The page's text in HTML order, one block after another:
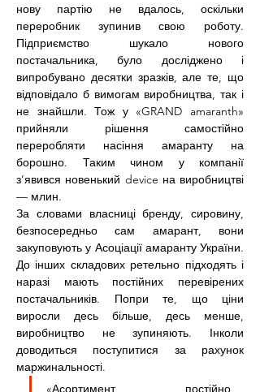
нову партію не вдалось, оскільки
переробник зупинив свою роботу.
Підприємство шукало нового
постачальника, було досліджено і
випробувано десятки зразків, але те, що
відповідало б вимогам виробництва, так і
не знайшли. Тож у «GRAND amaranth»
прийняли рішення самостійно
переробляти насіння амаранту на
борошно. Таким чином у компанії
з’явився новенький device на виробництві
— млин.
За словами власниці бренду, сировину,
безпосередньо сам амарант, вони
закуповують у Асоціації амаранту України.
До інших складових ретельно підходять і
наразі мають постійних перевірених
постачальників. Попри те, що ціни
виросли десь більше, десь менше,
виробництво не зупиняють. Інколи
доводиться поступитися за рахунок
маржинальності.
«Асортимент постійно